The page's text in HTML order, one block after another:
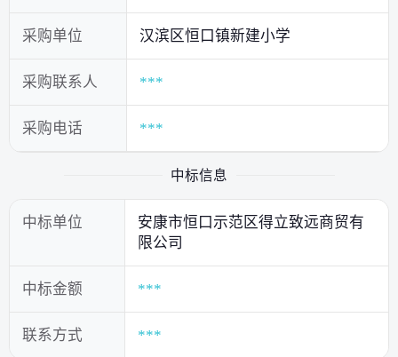
采购单位 汉滨区恒口镇新建小学
采购联系人 ***
采购电话 ***
中标信息
中标单位
安康市恒口示范区得立致远商贸有
限公司
中标金额 ***
联系方式 ***